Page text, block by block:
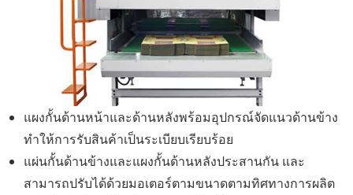
แผงกั้นด้านหน้าและด้านหลังพร้อมอุปกรณ์จัดแนวด้านข้าง
ทำให้การรับสินค้าเป็นระเบียบเรียบร้อย
แผ่นกั้นด้านข้างและแผงกั้นด้านหลังประสานกัน และ
สามารถปรับได้ด้วยมอเตอร์ตามขนาดตามทิศทางการผลิต